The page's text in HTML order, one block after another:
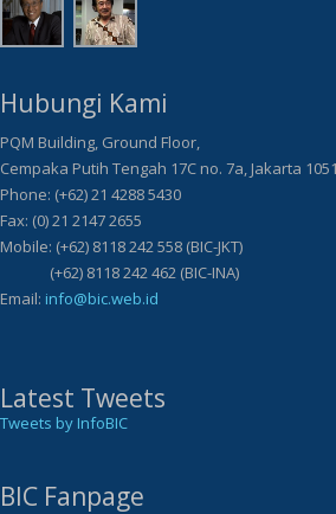
Hubungi Kami
PQM Building, Ground Floor,
Cempaka Putih Tengah 17C no. 7a, Jakarta
Phone: (+62) 21 4288 5430
Fax: (0) 21 2147 2655
Mobile: (+62) 8118 242 558 (BIC-JKT)
(+62) 8118 242 462 (BIC-INA)
Email: info@bic.web.id
Latest Tweets
Tweets by InfoBIC
BIC Fanpage